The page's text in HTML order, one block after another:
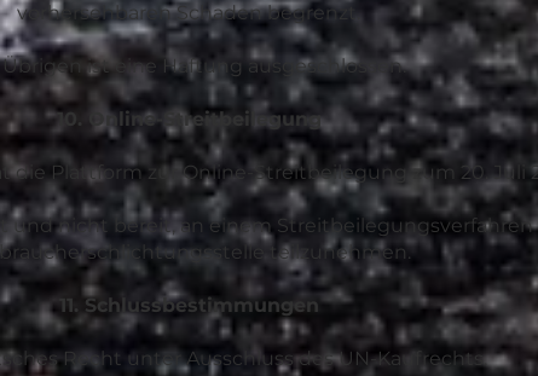
vorhersehbaren Schaden begrenzt.
ist eine Haftung ausgeschlossen.
10. Online-Streitbeilegung
die Plattform zur Online-Streitbeilegung zum 20. Juli
und nicht bereit, an einem Streitbeilegungsverfahren
teilzunehmen.
11. Schlussbestimmungen
Recht unter Ausschluss des UN-Kaufrechts.